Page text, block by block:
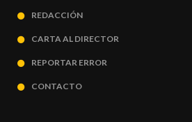
REDACCIÓN
CARTA AL DIRECTOR
REPORTAR ERROR
CONTACTO